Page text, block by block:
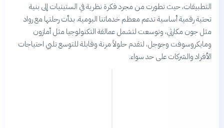
التطبيقات، حيث تطورت من مجرد فكرة نظرية في الستينيات إلى بنية
تحتية رقمية أساسية تدعم معظم خدماتنا اليومية. بدأت رحلتها مع رواد
مثل جون مكارثي، وتوسعت لتشمل عمالقة التكنولوجيا مثل أمازون
ومايكروسوفت وجوجل، لتقدم حلولاً مرنة وقابلة للتوسع تلبي احتياجات
الأفراد والشركات على حد سواء.